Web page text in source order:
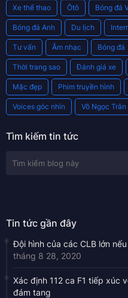
Xe thể thao Ôtô Bóng đá
Bóng đá Anh Du lịch
Tư vấn Âm nhạc Bóng đá
Thời trang sao Đánh giá xe
Mặc đẹp Phim truyền hình
Voices góc nhìn Võ Ngọc Trân
Tìm kiếm tin tức
Tin tức gần đây
Đội hình của các CLB lớn
tháng 8 28, 2020
Xác định 112 ca F1 tiếp xúc
đám tang